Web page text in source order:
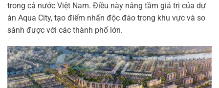
trong cả nước Việt Nam. Điều này nâng tầm giá trị của dự
án Aqua City, tạo điểm nhấn độc đáo trong khu vực và so
sánh được với các thành phố lớn.